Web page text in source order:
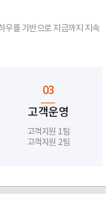
우를 기반으로 지금까지 지속
03
고객운영
고객지원 1팀
고객지원 2팀